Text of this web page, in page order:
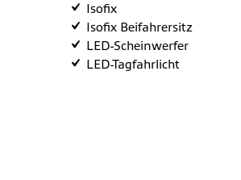
Isofix
Isofix Beifahrersitz
LED-Scheinwerfer
LED-Tagfahrlicht